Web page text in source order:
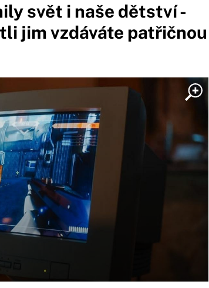
svět i naše dětství -
jim vzdáváte patřičnou